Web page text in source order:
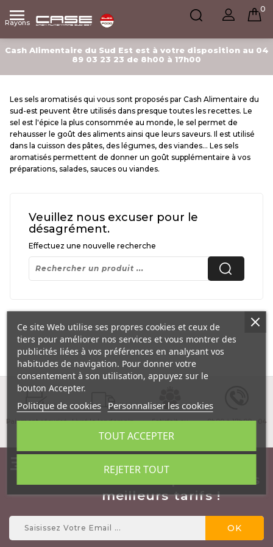

Rayons
0
Cash Alimentaire du Sud Est est à votre disposition au 04
89 03 23 23 de 8h00 à 17h00
Les sels aromatisés qui vous sont proposés par Cash Alimentaire du
sud-est peuvent être utilisés dans presque toutes les recettes. Le
sel est l'épice la plus consommée au monde, le sel permet de
rehausser le goût des aliments ainsi que leurs saveurs. Il est utilisé
dans la cuisson des pâtes, des légumes, des viandes... Les sels
aromatisés permettent de donner un goût supplémentaire à vos
préparations, salades, sauces ou viandes.
Veuillez nous excuser pour le
désagrément.
Effectuez une nouvelle recherche
Paiement sécurisé
Livré le lendemain
matin !
Satisfait ou
remboursé
9h00 à 17h00 - 04
Inscrivez vous à notre
NewsLetter et profitez des
meilleurs tarifs !
Ce site Web utilise ses propres cookies et ceux de
tiers pour améliorer nos services et vous montrer des
publicités liées à vos préférences en analysant vos
habitudes de navigation. Pour donner votre
consentement à son utilisation, appuyez sur le
bouton Accepter.
Politique de cookies Personnaliser les cookies
REJETER TOUT
TOUT ACCEPTER